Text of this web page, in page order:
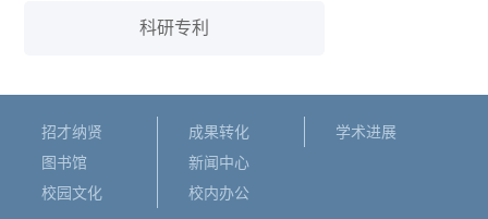
科研专利
招才纳贤
图书馆
校园文化
成果转化
新闻中心
校内办公
学术进展